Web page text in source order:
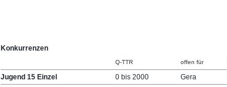
Konkurrenzen
Q-TTR offen für
Jugend 15 Einzel 0 bis 2000 Gera